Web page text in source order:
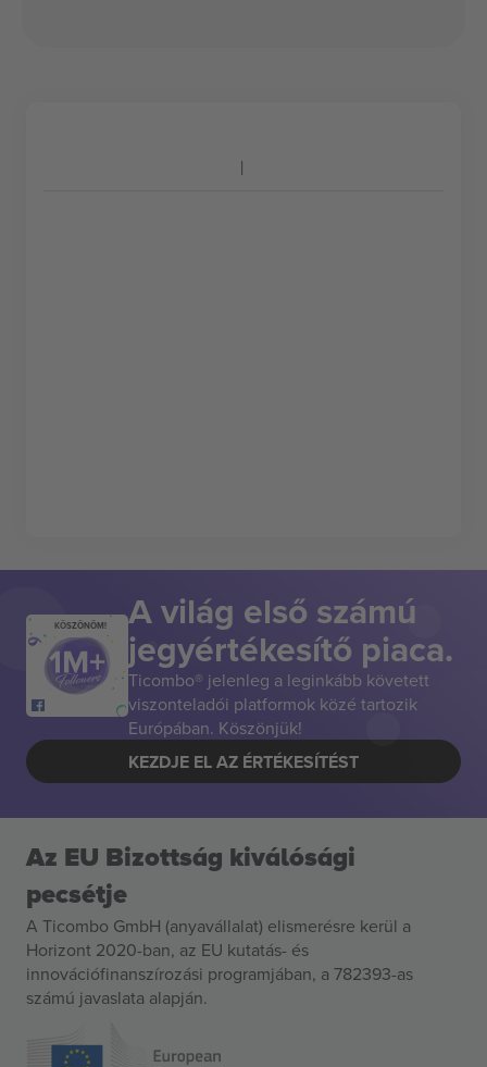
KÖSZÖNÖM! A világ első számú
jegyértékesítő piaca.
Ticombo® jelenleg a leginkább követett
viszonteladói platformok közé tartozik
Európában. Köszönjük!
KEZDJE EL AZ ÉRTÉKESÍTÉST
Az EU Bizottság kiválósági
pecsétje
A Ticombo GmbH (anyavállalat) elismerésre kerül a
Horizont 2020-ban, az EU kutatás- és
innovációfinanszírozási programjában, a 782393-as
számú javaslata alapján.